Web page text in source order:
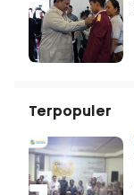
Terpopuler